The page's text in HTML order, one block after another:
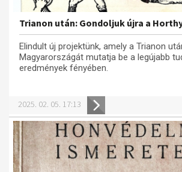
Trianon után: Gondoljuk újra a
Elindult új projektünk, amely a Trianon
Magyarországát mutatja be a legújabb
eredmények fényében.
2025. 02. 05. 17:13